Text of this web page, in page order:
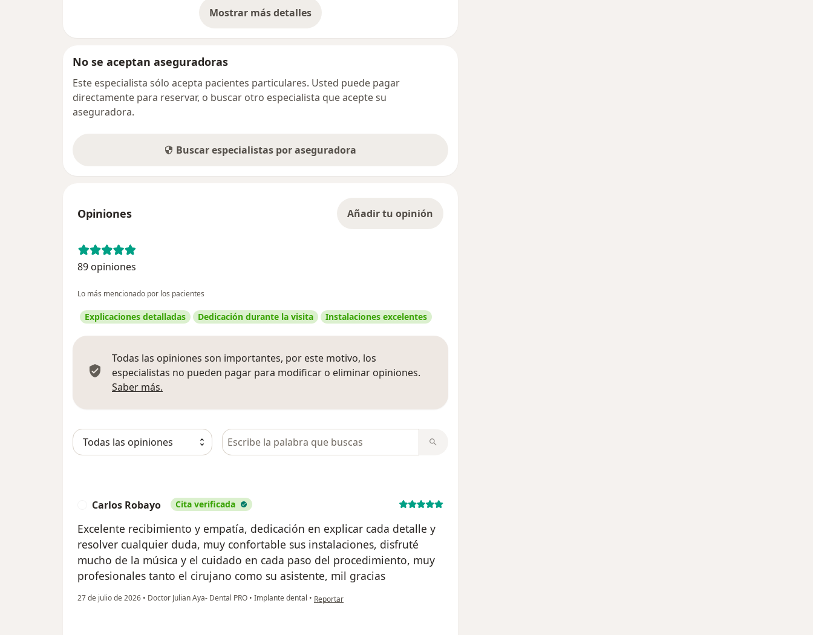
Mostrar más detalles
sobre la dirección
No se aceptan aseguradoras
Este especialista sólo acepta pacientes particulares. Usted puede pagar
directamente para reservar, o buscar otro especialista que acepte su
aseguradora.
Buscar especialistas por aseguradora
Opiniones Añadir tu opinión
89 opiniones
Lo más mencionado por los pacientes
Explicaciones detalladas Dedicación durante la visita Instalaciones excelentes
Todas las opiniones son importantes, por este motivo, los
especialistas no pueden pagar para modificar o eliminar opiniones.
Saber más.
Busca en opiniones
Carlos Robayo Cita verificada
Excelente recibimiento y empatía, dedicación en explicar cada detalle y
resolver cualquier duda, muy confortable sus instalaciones, disfruté
mucho de la música y el cuidado en cada paso del procedimiento, muy
profesionales tanto el cirujano como su asistente, mil gracias
27 de julio de 2026 • Doctor Julian Aya- Dental PRO • Implante dental • en opinión del usuario Carlos Robayo
Reportar